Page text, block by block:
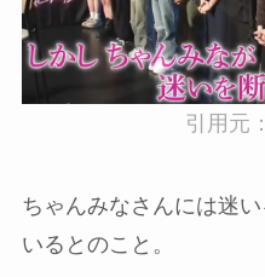
引用元
ちゃんみなさんには迷
いるとのこと。